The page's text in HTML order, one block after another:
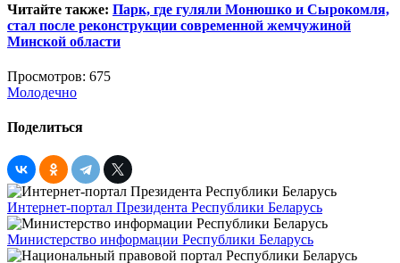
Читайте также: Парк, где гуляли Монюшко и Сырокомля,
стал после реконструкции современной жемчужиной
Минской области
Просмотров: 675
Молодечно
Поделиться
Интернет-портал Президента Республики Беларусь
Министерство информации Республики Беларусь